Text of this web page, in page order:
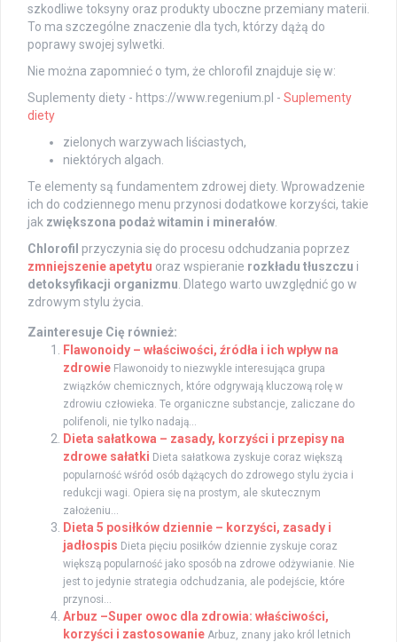
szkodliwe toksyny oraz produkty uboczne przemiany materii.
To ma szczególne znaczenie dla tych, którzy dążą do
poprawy swojej sylwetki.
Nie można zapomnieć o tym, że chlorofil znajduje się w:
Suplementy diety - https://www.regenium.pl - Suplementy
diety
zielonych warzywach liściastych,
niektórych algach.
Te elementy są fundamentem zdrowej diety. Wprowadzenie
ich do codziennego menu przynosi dodatkowe korzyści, takie
jak zwiększona podaż witamin i minerałów
Chlorofil przyczynia się do procesu odchudzania poprzez
zmniejszenie apetytu oraz wspieranie rozkładu tłuszczu i
detoksyfikacji organizmu . Dlatego warto uwzględnić go w
zdrowym stylu życia.
Zainteresuje Cię również:
Flawonoidy – właściwości, źródła i ich wpływ na
zdrowie Flawonoidy to niezwykle interesująca grupa
związków chemicznych, które odgrywają kluczową rolę w
zdrowiu człowieka. Te organiczne substancje, zaliczane do
polifenoli, nie tylko nadają...
Dieta sałatkowa – zasady, korzyści i przepisy na
zdrowe sałatki Dieta sałatkowa zyskuje coraz większą
popularność wśród osób dążących do zdrowego stylu życia i
redukcji wagi. Opiera się na prostym, ale skutecznym
założeniu...
Dieta 5 posiłków dziennie – korzyści, zasady i
jadłospis Dieta pięciu posiłków dziennie zyskuje coraz
większą popularność jako sposób na zdrowe odżywianie. Nie
jest to jedynie strategia odchudzania, ale podejście, które
przynosi...
Arbuz –Super owoc dla zdrowia: właściwości,
korzyści i zastosowanie Arbuz, znany jako król letnich